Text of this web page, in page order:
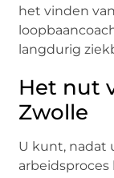
het vinden
langdurig
Het nut
Zwolle
U kunt, nadat